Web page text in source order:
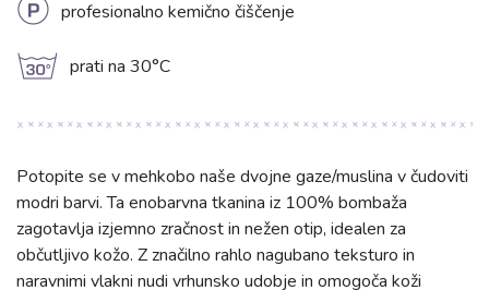
L profesionalno kemično čiščenje
g prati na 30°C
Potopite se v mehkobo naše dvojne gaze/muslina v čudoviti
modri barvi. Ta enobarvna tkanina iz 100% bombaža
zagotavlja izjemno zračnost in nežen otip, idealen za
občutljivo kožo. Z značilno rahlo nagubano teksturo in
naravnimi vlakni nudi vrhunsko udobje in omogoča koži